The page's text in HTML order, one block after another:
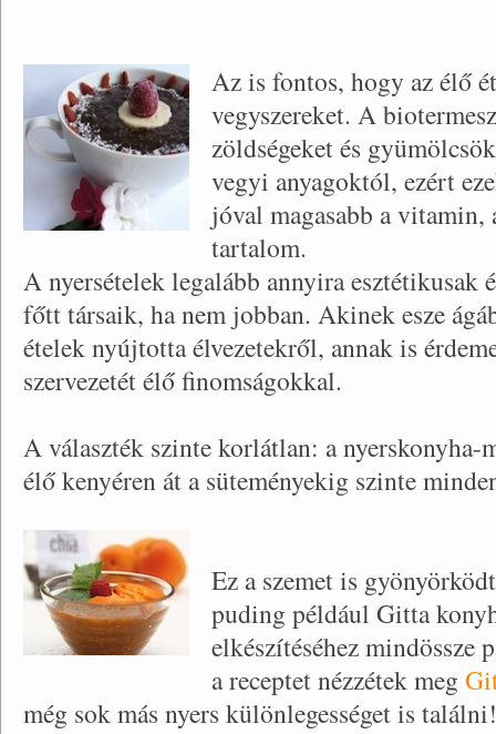
Az is fontos, hogy az élő
vegyszereket. A
zöldségeket és
vegyi anyagoktól, ezért
jóval magasabb a vitamin,
tartalom.
A nyersételek legalább annyira esztétikusak
főtt társaik, ha nem jobban. Akinek esze
ételek nyújtotta élvezetekről, annak is
szervezetét élő finomságokkal.
A választék szinte korlátlan: a nyerskonyha-
élő kenyéren át a süteményekig szinte
Ez a szemet is
puding például Gitta
elkészítéséhez mindössze
a receptet nézzétek meg
még sok más nyers különlegességet is találni!